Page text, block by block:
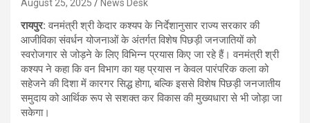
August 25, 2025 News Desk
रायपुर:वनमंत्री श्री केदार कश्यप के निर्देशानुसार राज्य सरकार की
आजीविका संवर्धन योजनाओं के अंतर्गत विशेष पिछड़ी जनजातियों को
स्वरोजगार से जोड़ने के लिए विभिन्न प्रयास किए जा रहे हैं। वनमंत्री श्री
कश्यप ने कहा कि वन विभाग का यह प्रयास न केवल पारंपरिक कला को
सहेजने की दिशा में कारगर सिद्ध होगा, बल्कि इससे विशेष पिछड़ी जनजातीय
समुदाय को आर्थिक रूप से सशक्त कर विकास की मुख्यधारा से भी जोड़ा जा
सकेगा।